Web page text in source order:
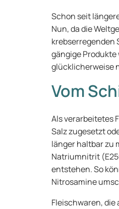
Schon seit
Nun, da die
krebserregenden
gängige Produkte
glücklicherweise
Vom
Als verarbeitetes
Salz zugesetzt
länger haltbar zu
Natriumnitrit
entstehen. So
Nitrosamine
Fleischwaren,